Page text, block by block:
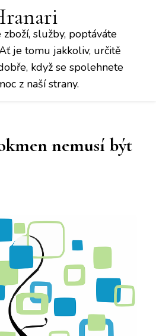
služby, poptáváte
je tomu jakkoliv, určitě
když se spolehnete
z naší strany.
nemusí být